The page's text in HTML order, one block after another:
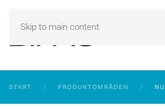
Skip to main content
START PRODUKTOMRÅDEN